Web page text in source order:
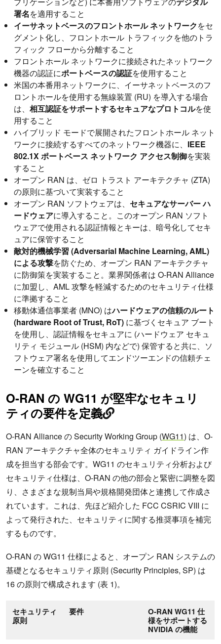
署名を適用すること
イーサネットベースのフロントホール ネットワークをセ
グメント化し、フロントホール トラフィックを他のトラ
フィック フローから分離すること
フロントホール ネットワークに接続されたネットワーク
機器の認証にポートベースの認証を使用すること
米国の本番用ネットワークに、イーサネットベースのフ
ロントホールを使用する無線装置 (RU) を導入する場合
は、 相互認証をサポートするセキュアなプロトコルを使
用すること
ハイブリッド モードで展開されたフロントホール ネット
ワークに接続するすべてのネットワーク機器に、 IEEE
802.1X ポートベース ネットワーク アクセス制御を実装
すること
オープン RAN は、ゼロ トラスト アーキテクチャ (ZTA)
の原則に基づいて実装すること
オープン RAN ソフトウェアは、 セキュアなサーバー ハ
ードウェアに導入すること。このオープン RAN ソフト
ウェアで使用される認証情報とキーは、暗号化してセキ
ュアに保管すること
敵対的機械学習 (Adversarial Machine Learning, AML)
による攻撃を防ぐため、オープン RAN アーキテクチャ
に防御策を実装すること。業界関係者は O-RAN Alliance
に加盟し、AML 攻撃を軽減するためのセキュリティ仕様
に準拠すること
移動体通信事業者 (MNO) はハードウェアの信頼のルート
(hardware Root of Trust, RoT) に基づくセキュア ブート
を使用し、認証情報をセキュアに (ハードウェア セキュ
リティ モジュール (HSM) 内などで) 保管すると共に、ソ
フトウェア署名を使用してエンドツーエンドの信頼チェ
ーンを確立すること
O-RAN の WG11 が堅牢なセキュリ
ティの要件を定義
O-RAN Alliance の Security Working Group (WG11) は、O-
RAN アーキテクチャ全体のセキュリティ ガイドライン作
成を担当する部会です。WG11 のセキュリティ分析および
セキュリティ仕様は、O-RAN の他の部会と緊密に調整を図
り、さまざまな規制当局や規格開発団体と連携して作成さ
れています。これは、先ほど紹介した FCC CSRIC VIII に
よって発行された、セキュリティに関する推奨事項を補完
するものです。
O-RAN の WG11 仕様によると、オープン RAN システムの
基礎となるセキュリティ原則 (Security Principles, SP) は
16 の原則で構成されます (表 1)。
セキュリティ
原則
要件
O-RAN WG11 仕
様をサポートする
NVIDIA の機能